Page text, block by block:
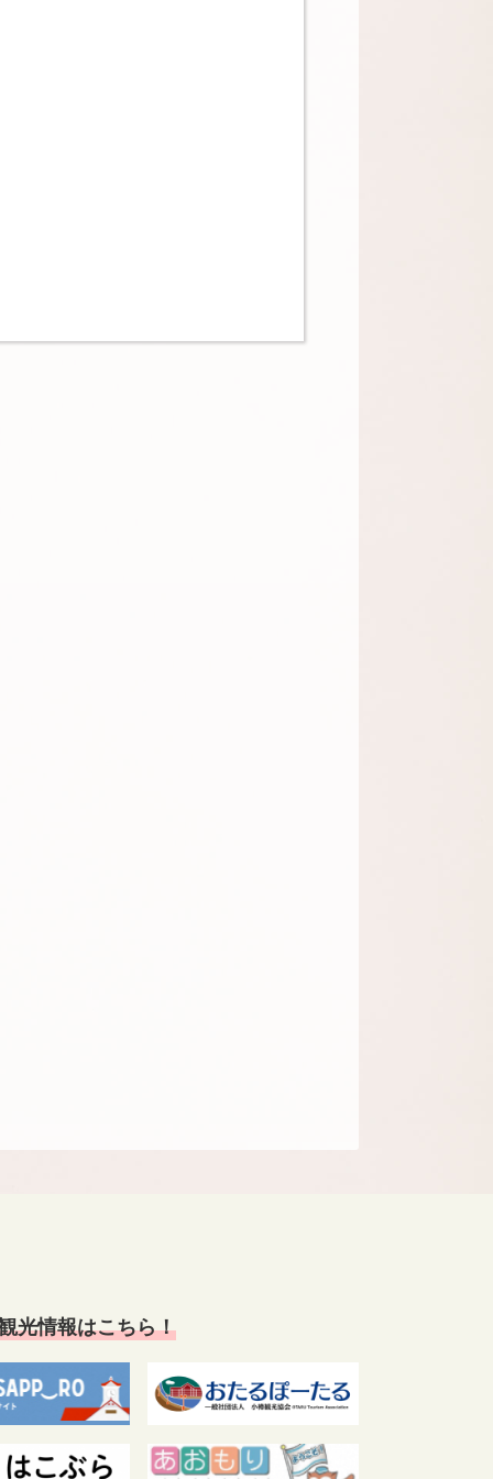
光情報はこちら！